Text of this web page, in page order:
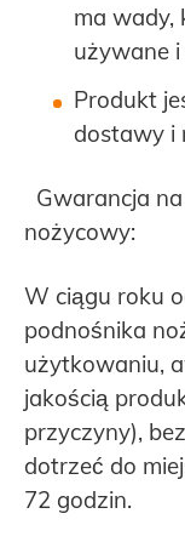
ma wady,
używane
Produkt
dostawy i
Gwarancja
nożycowy:
W ciągu roku
podnośnika
użytkowaniu,
jakością
przyczyny),
dotrzeć do
72 godzin.